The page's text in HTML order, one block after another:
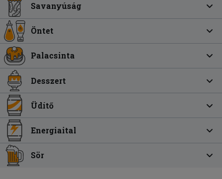
Savanyúság
Öntet
Palacsinta
Desszert
Üdítő
Energiaital
Sör